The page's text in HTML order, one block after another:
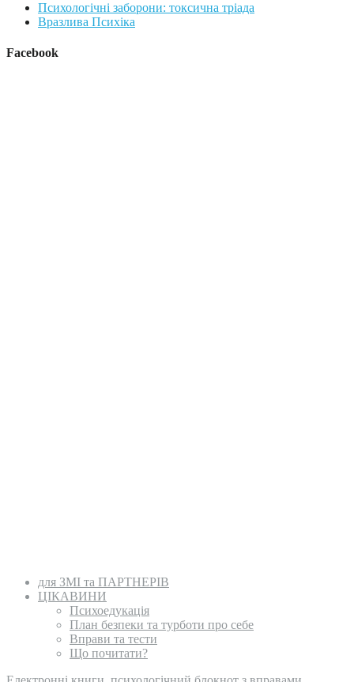
Психологічні заборони: токсична тріада
Вразлива Психіка
Facebook
для ЗМІ та ПАРТНЕРІВ
ЦІКАВИНИ
Психоедукація
План безпеки та турботи про себе
Вправи та тести
Що почитати?